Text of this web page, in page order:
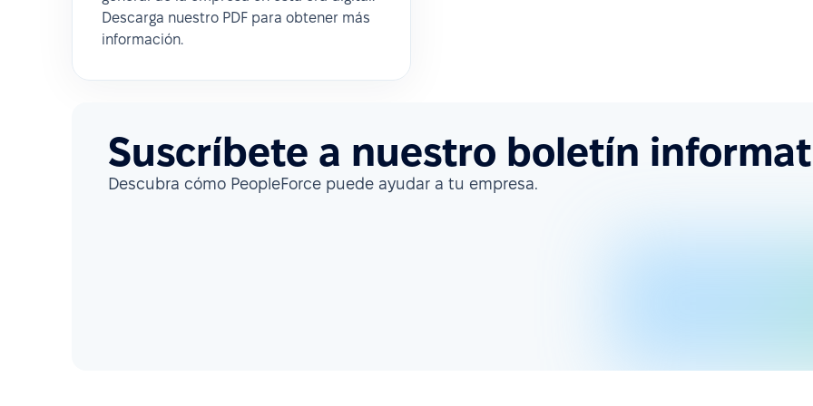
Descarga nuestro PDF para obtener más
información.
Suscríbete a nuestro boletín
Descubra cómo PeopleForce puede ayudar a tu empresa.